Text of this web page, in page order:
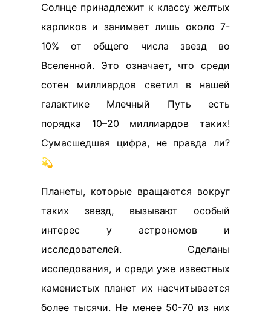
Солнце принадлежит к классу желтых
карликов и занимает лишь около 7-
10% от общего числа звезд во
Вселенной. Это означает, что среди
сотен миллиардов светил в нашей
галактике Млечный Путь есть
порядка 10–20 миллиардов таких!
Сумасшедшая цифра, не правда ли?
💫
Планеты, которые вращаются вокруг
таких звезд, вызывают особый
интерес у астрономов и
исследователей. Сделаны
исследования, и среди уже известных
каменистых планет их насчитывается
более тысячи. Не менее 50-70 из них